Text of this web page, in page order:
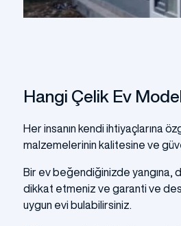
Hangi Çelik Ev
Her insanın kendi ihtiyaçlarına
malzemelerinin kalitesine ve
Bir ev beğendiğinizde yangına,
dikkat etmeniz ve garanti ve
uygun evi bulabilirsiniz.